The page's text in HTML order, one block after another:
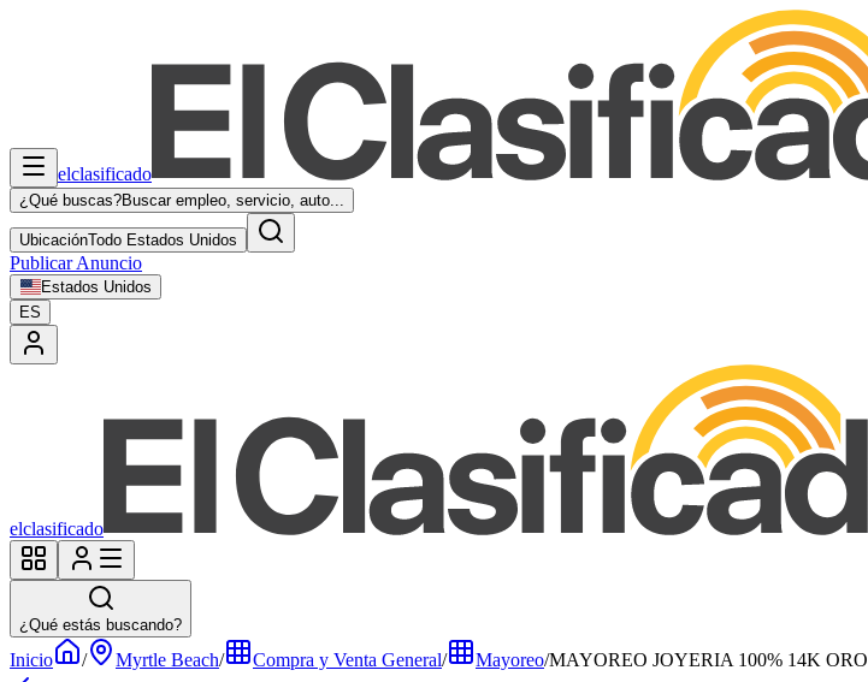
elclasificado
¿Qué buscas?Buscar empleo, servicio, auto...
UbicaciónTodo Estados Unidos
Publicar Anuncio
Estados Unidos
ES
elclasificado
¿Qué estás buscando?
Inicio / Myrtle Beach/ Compra y Venta General/ Mayoreo/MAYOREO JOYERIA 100% 14K ORO